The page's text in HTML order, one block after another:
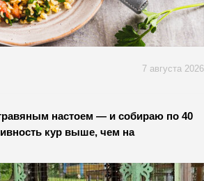
7 августа 2026
настоем — и собираю по 40
кур выше, чем на